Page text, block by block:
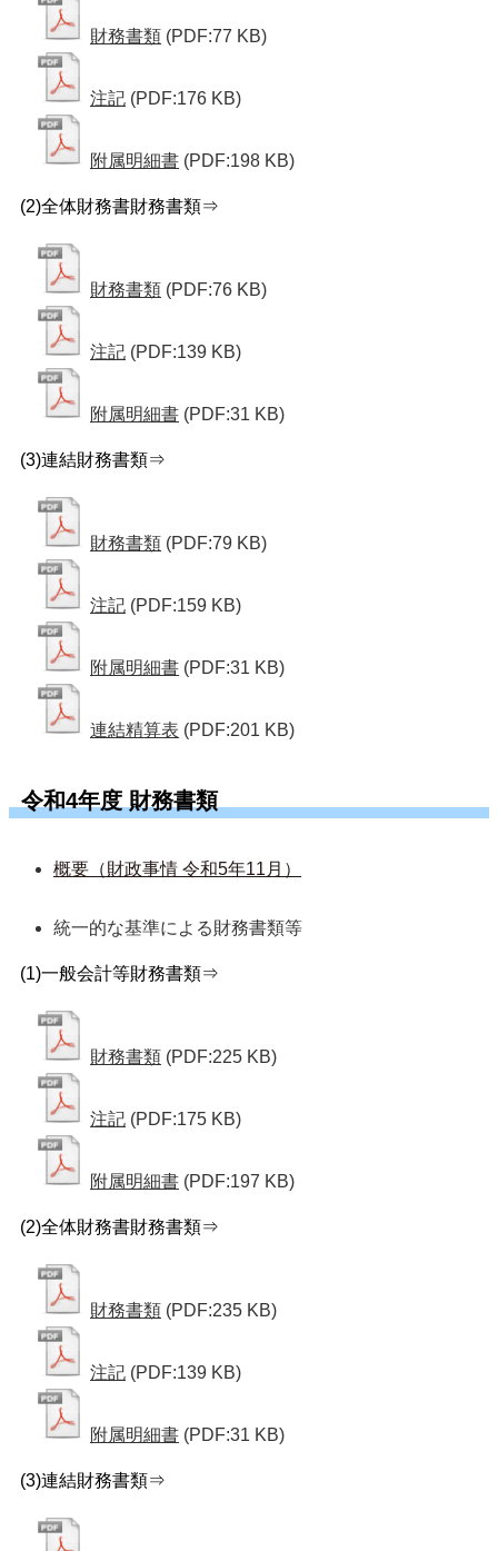
財務書類 (PDF:77 KB)
注記 (PDF:176 KB)
附属明細書 (PDF:198 KB)
(2)全体財務書財務書類⇒
財務書類 (PDF:76 KB)
注記 (PDF:139 KB)
附属明細書 (PDF:31 KB)
(3)連結財務書類⇒
財務書類 (PDF:79 KB)
注記 (PDF:159 KB)
附属明細書 (PDF:31 KB)
連結精算表 (PDF:201 KB)
令和4年度 財務書類
概要（財政事情 令和5年11月）
統一的な基準による財務書類等
(1)一般会計等財務書類⇒
財務書類 (PDF:225 KB)
注記 (PDF:175 KB)
附属明細書 (PDF:197 KB)
(2)全体財務書財務書類⇒
財務書類 (PDF:235 KB)
注記 (PDF:139 KB)
附属明細書 (PDF:31 KB)
(3)連結財務書類⇒